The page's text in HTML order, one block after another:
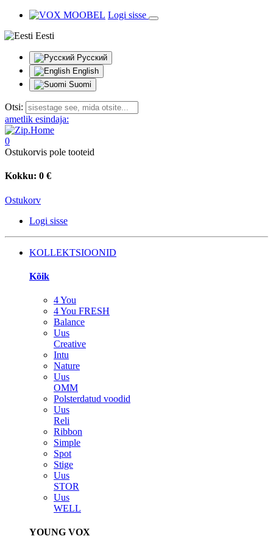
Logi sisse
Eesti
Русский
English
Suomi
Otsi:
ametlik esindaja:
0
Ostukorvis pole tooteid
Kokku: 0 €
Ostukorv
Logi sisse
KOLLEKTSIOONID
Kõik
4 You
4 You FRESH
Balance
Uus
Creative
Intu
Nature
Uus
OMM
Polsterdatud voodid
Uus
Reli
Ribbon
Simple
Spot
Stige
Uus
STOR
Uus
WELL
YOUNG VOX